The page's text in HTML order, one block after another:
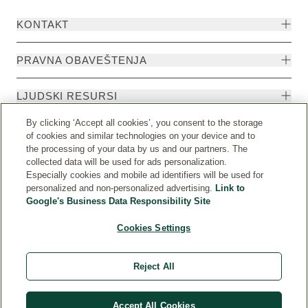
KONTAKT
PRAVNA OBAVEŠTENJA
LJUDSKI RESURSI
Država © Weleda 2026
By clicking ‘Accept all cookies’, you consent to the storage
of cookies and similar technologies on your device and to
the processing of your data by us and our partners. The
collected data will be used for ads personalization.
Especially cookies and mobile ad identifiers will be used for
personalized and non-personalized advertising. Link to
Google's Business Data Responsibility Site
Cookies Settings
Reject All
Accept All Cookies